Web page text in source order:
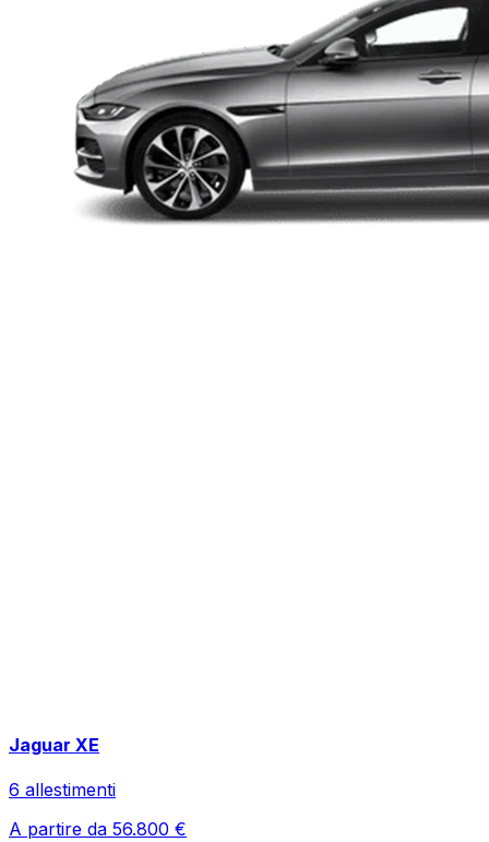
Jaguar XE
6 allestimenti
A partire da 56.800 €